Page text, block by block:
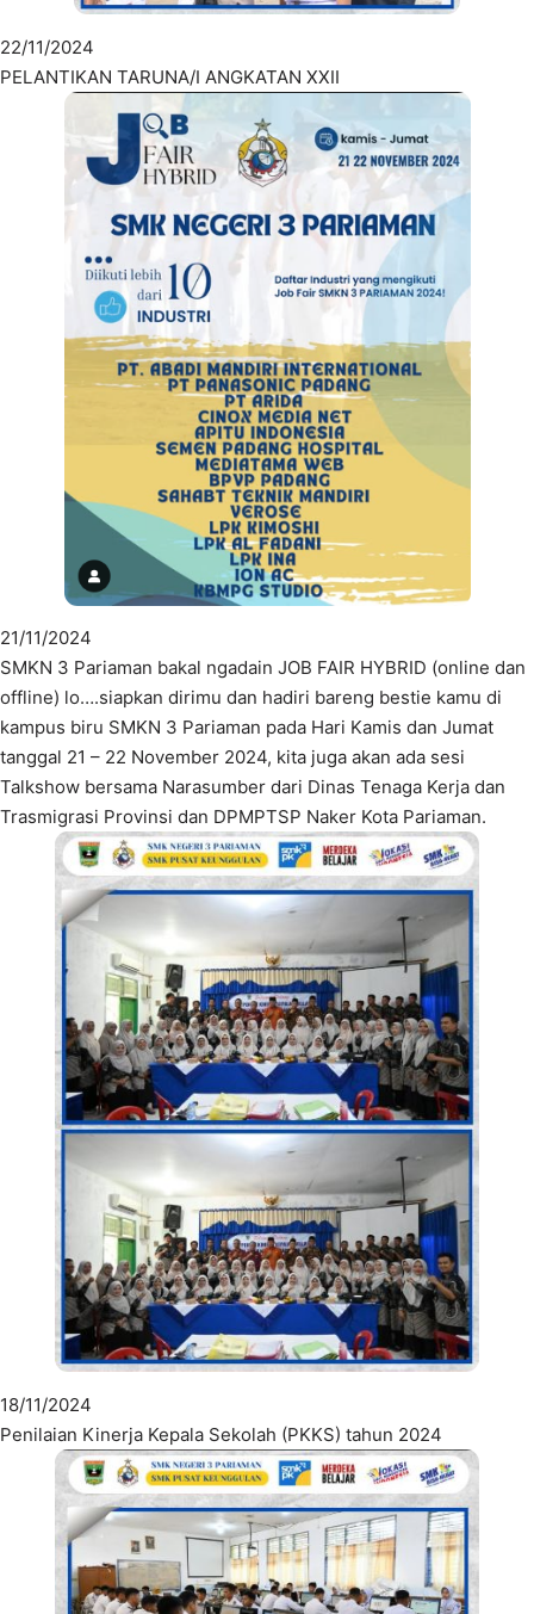
22/11/2024
PELANTIKAN TARUNA/I ANGKATAN XXII
21/11/2024
SMKN 3 Pariaman bakal ngadain JOB FAIR HYBRID (online dan
offline) lo….siapkan dirimu dan hadiri bareng bestie kamu di
kampus biru SMKN 3 Pariaman pada Hari Kamis dan Jumat
tanggal 21 – 22 November 2024, kita juga akan ada sesi
Talkshow bersama Narasumber dari Dinas Tenaga Kerja dan
Trasmigrasi Provinsi dan DPMPTSP Naker Kota Pariaman.
18/11/2024
Penilaian Kinerja Kepala Sekolah (PKKS) tahun 2024